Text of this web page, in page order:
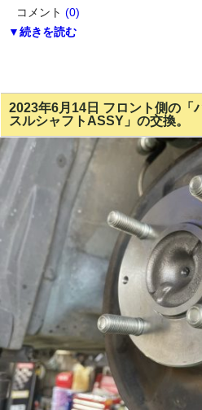
コメント (0)
▼続きを読む
2023年6月14日 フロント側の「
スルシャフトASSY」の交換。